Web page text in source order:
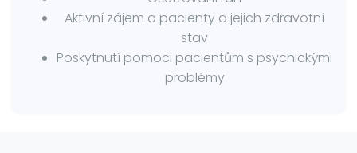
Aktivní zájem o pacienty a jejich zdravotní
stav
Poskytnutí pomoci pacientům s psychickými
problémy